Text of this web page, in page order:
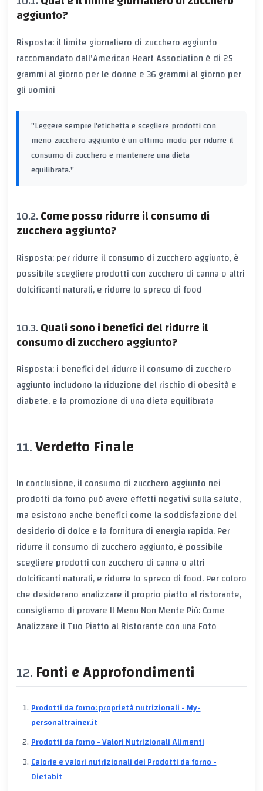
aggiunto?
Risposta: il limite giornaliero di zucchero aggiunto
raccomandato dall'American Heart Association è di 25
grammi al giorno per le donne e 36 grammi al giorno per
gli uomini
"Leggere sempre l'etichetta e scegliere prodotti con
meno zucchero aggiunto è un ottimo modo per ridurre il
consumo di zucchero e mantenere una dieta
equilibrata."
Come posso ridurre il consumo di
zucchero aggiunto?
Risposta: per ridurre il consumo di zucchero aggiunto, è
possibile scegliere prodotti con zucchero di canna o altri
dolcificanti naturali, e ridurre lo spreco di food
Quali sono i benefici del ridurre il
consumo di zucchero aggiunto?
Risposta: i benefici del ridurre il consumo di zucchero
aggiunto includono la riduzione del rischio di obesità e
diabete, e la promozione di una dieta equilibrata
Verdetto Finale
In conclusione, il consumo di zucchero aggiunto nei
prodotti da forno può avere effetti negativi sulla salute,
ma esistono anche benefici come la soddisfazione del
desiderio di dolce e la fornitura di energia rapida. Per
ridurre il consumo di zucchero aggiunto, è possibile
scegliere prodotti con zucchero di canna o altri
dolcificanti naturali, e ridurre lo spreco di food. Per coloro
che desiderano analizzare il proprio piatto al ristorante,
consigliamo di provare Il Menu Non Mente Più: Come
Analizzare il Tuo Piatto al Ristorante con una Foto
Fonti e Approfondimenti
Prodotti da forno: proprietà nutrizionali - My-
personaltrainer.it
Prodotti da forno - Valori Nutrizionali Alimenti
Calorie e valori nutrizionali dei Prodotti da forno -
Dietabit